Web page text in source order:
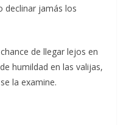
declinar jamás los
de llegar lejos en
humildad en las valijas,
la examine.